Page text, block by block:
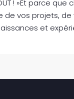
! »Et parce
de vos projets,
et